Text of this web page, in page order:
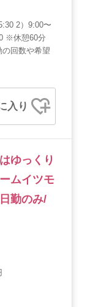
2）9:00〜
※休憩60分
回数や希望
入り
ゆっくり
ムイツモ
勤のみ/